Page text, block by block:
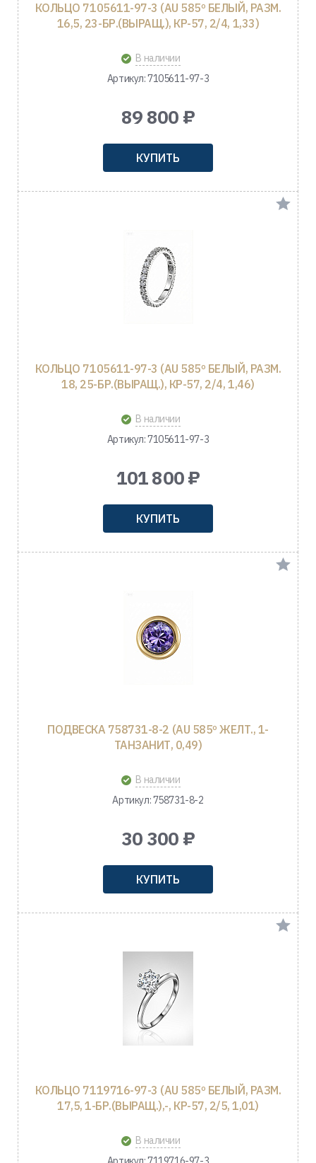
КОЛЬЦО 7105611-97-3 (AU 585º БЕЛЫЙ, РАЗМ.
16,5, 23-БР.(ВЫРАЩ.), КР-57, 2/4, 1,33)
В наличии
Артикул: 7105611-97-3
89 800 ₽
КУПИТЬ
КОЛЬЦО 7105611-97-3 (AU 585º БЕЛЫЙ, РАЗМ.
18, 25-БР.(ВЫРАЩ.), КР-57, 2/4, 1,46)
В наличии
Артикул: 7105611-97-3
101 800 ₽
КУПИТЬ
ПОДВЕСКА 758731-8-2 (AU 585º ЖЕЛТ., 1-
ТАНЗАНИТ, 0,49)
В наличии
Артикул: 758731-8-2
30 300 ₽
КУПИТЬ
КОЛЬЦО 7119716-97-3 (AU 585º БЕЛЫЙ, РАЗМ.
17,5, 1-БР.(ВЫРАЩ.),-, КР-57, 2/5, 1,01)
В наличии